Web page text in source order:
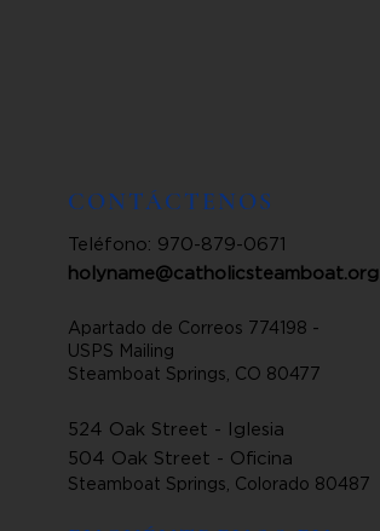
CONTÁCTENOS
Teléfono: 970-879-0671
holyname@catholicsteamboat.org
Apartado de Correos 774198 -
USPS Mailing
Steamboat Springs, CO 80477
524 Oak Street - Iglesia
504 Oak Street - Oficina
Steamboat Springs, Colorado 80487